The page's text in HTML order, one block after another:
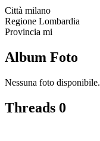
Città milano
Regione Lombardia
Provincia mi
Album Foto
Nessuna foto disponibile.
Threads 0